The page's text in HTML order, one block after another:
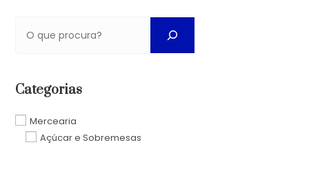
Categorias
Mercearia
Açúcar e Sobremesas